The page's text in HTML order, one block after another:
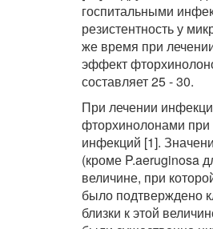
госпитальными
резистентность у
же время при
эффект
составляет 25 - 30.
При лечении
фторхинолонами
инфекций [1].
(кроме P.aeruginosa
величине, при
было подтверждено
близки к этой